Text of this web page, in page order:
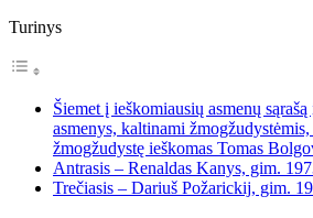
Turinys
Šiemet į ieškomiausių asmenų
asmenys, kaltinami
žmogžudystę ieškomas Tomas
Antrasis – Renaldas Kanys, gim.
Trečiasis – Dariuš Požarickij, gim.